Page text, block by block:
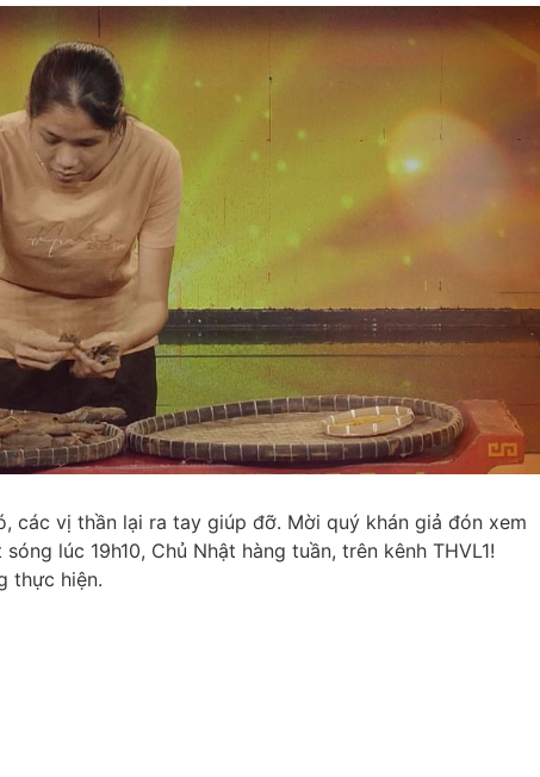
các vị thần lại ra tay giúp đỡ. Mời quý khán giả đón xem
lúc 19h10, Chủ Nhật hàng tuần, trên kênh THVL1!
thực hiện.